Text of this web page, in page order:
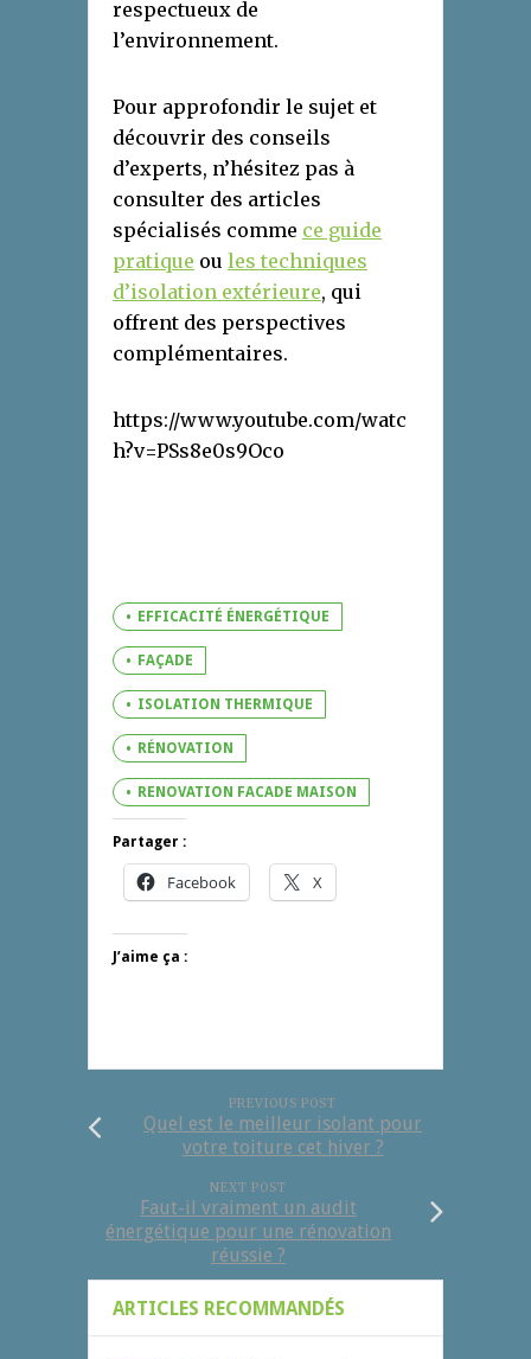
respectueux de
l’environnement.
Pour approfondir le sujet et
découvrir des conseils
d’experts, n’hésitez pas à
consulter des articles
spécialisés comme ce guide
pratique ou les techniques
d’isolation extérieure, qui
offrent des perspectives
complémentaires.
https://www.youtube.com/watc
h?v=PSs8e0s9Oco
EFFICACITÉ ÉNERGÉTIQUE
FAÇADE
ISOLATION THERMIQUE
RÉNOVATION
RENOVATION FACADE MAISON
Partager :
Facebook X
J’aime ça :
PREVIOUS POST
Quel est le meilleur isolant pour
votre toiture cet hiver ?
NEXT POST
Faut-il vraiment un audit
énergétique pour une rénovation
réussie ?
ARTICLES RECOMMANDÉS